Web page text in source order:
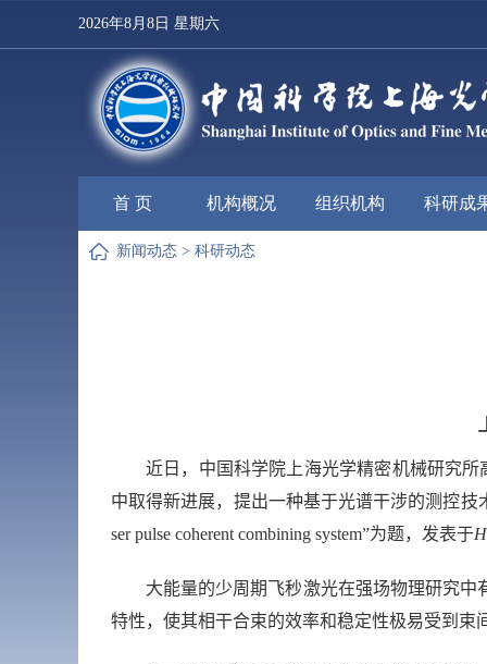
2026年8月8日 星期六
首 页 机构概况 组织机构 科研成
新闻动态 > 科研动态
近日，中国科学院上海光学精密机械研究
中取得新进展，提出一种基于光谱干涉的测控技
ser pulse coherent combining system”为题，发表于
大能量的少周期飞秒激光在强场物理研究
特性，使其相干合束的效率和稳定性极易受到束